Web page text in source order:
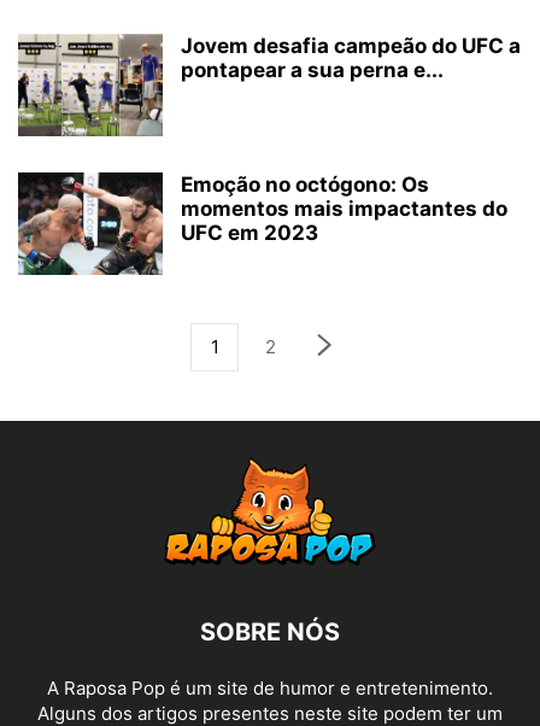
Jovem desafia campeão do UFC a
pontapear a sua perna e...
Emoção no octógono: Os
momentos mais impactantes do
UFC em 2023
1 2
SOBRE NÓS
A Raposa Pop é um site de humor e entretenimento.
Alguns dos artigos presentes neste site podem ter um